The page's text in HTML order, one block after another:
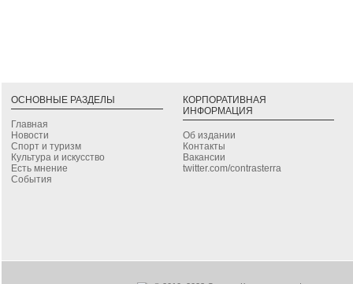
ОСНОВНЫЕ РАЗДЕЛЫ
Главная
Новости
Спорт и туризм
Культура и искусство
Есть мнение
События
КОРПОРАТИВНАЯ
ИНФОРМАЦИЯ
Об издании
Контакты
Вакансии
twitter.com/contrasterra